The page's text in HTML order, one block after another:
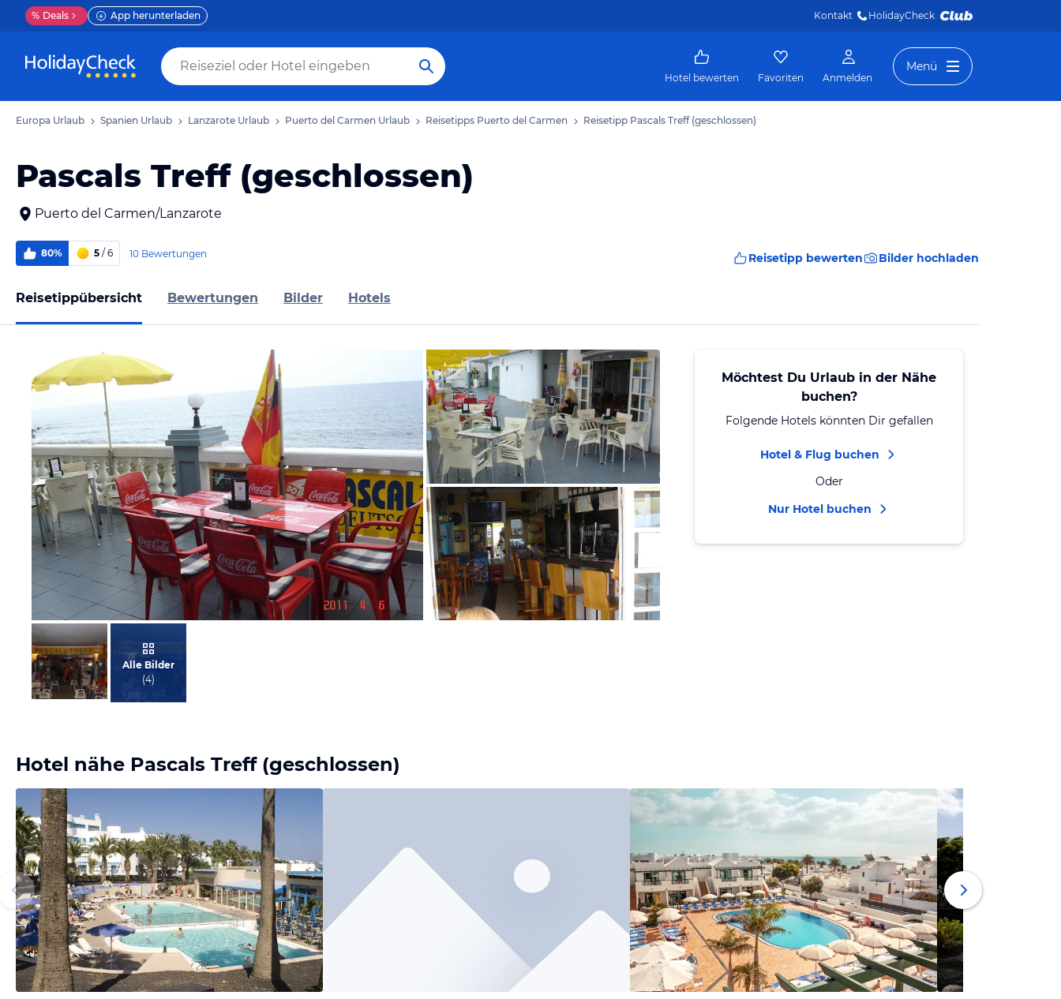
% Deals App herunterladen Kontakt HolidayCheck
Hotel bewerten Favoriten Anmelden
Menü
Europa Urlaub Spanien Urlaub Lanzarote Urlaub Puerto del Carmen Urlaub Reisetipps Puerto del Carmen Reisetipp Pascals Treff (geschlossen)
Pascals Treff (geschlossen)
Puerto del Carmen/Lanzarote
80% 5 / 6 10 Bewertungen Reisetipp bewerten Bilder hochladen
Reisetippübersicht Bewertungen Bilder Hotels
Bild melden
von Willi
Bild melden
von Willi
Alle Bilder
(4)
Möchtest Du Urlaub in der Nähe
buchen?
Folgende Hotels könnten Dir gefallen
Hotel & Flug buchen
Oder
Nur Hotel buchen
Hotel nähe Pascals Treff (geschlossen)